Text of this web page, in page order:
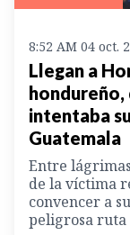
8:52 AM 04 oct.
Llegan a
hondureño,
intentaba
Guatemala
Entre
de la víctima
convencer a
peligrosa